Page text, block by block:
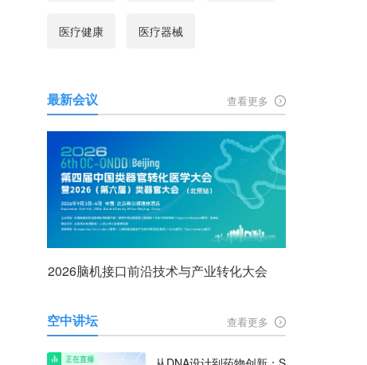
医疗健康 医疗器械
最新会议 查看更多
2026脑机接口前沿技术与产业转化大会
空中讲坛 查看更多